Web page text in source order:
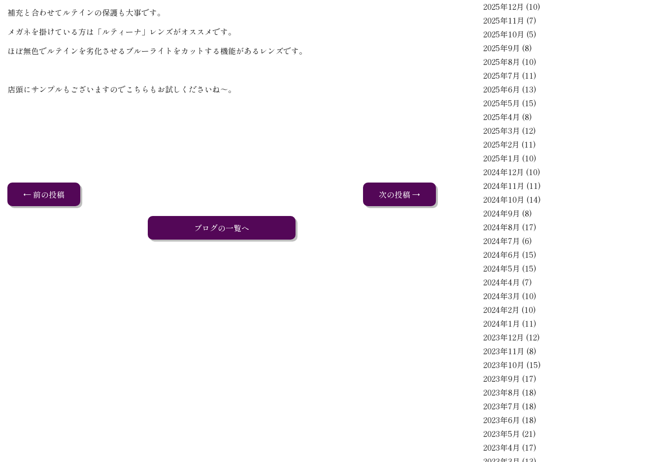
補充と合わせてルテインの保護も大事です。
メガネを掛けている方は「ルティーナ」レンズがオススメです。
ほぼ無色でルテインを劣化させるブルーライトをカットする機能があるレンズです。
店頭にサンプルもございますのでこちらもお試しくださいね～。
← 前の投稿 次の投稿 →
ブログの一覧へ
2025年12月 (10)
2025年11月 (7)
2025年10月 (5)
2025年9月 (8)
2025年8月 (10)
2025年7月 (11)
2025年6月 (13)
2025年5月 (15)
2025年4月 (8)
2025年3月 (12)
2025年2月 (11)
2025年1月 (10)
2024年12月 (10)
2024年11月 (11)
2024年10月 (14)
2024年9月 (8)
2024年8月 (17)
2024年7月 (6)
2024年6月 (15)
2024年5月 (15)
2024年4月 (7)
2024年3月 (10)
2024年2月 (10)
2024年1月 (11)
2023年12月 (12)
2023年11月 (8)
2023年10月 (15)
2023年9月 (17)
2023年8月 (18)
2023年7月 (18)
2023年6月 (18)
2023年5月 (21)
2023年4月 (17)